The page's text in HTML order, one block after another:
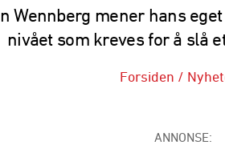
Wennberg mener hans
nivået som kreves for å slå
Forsiden /
ANNONSE: